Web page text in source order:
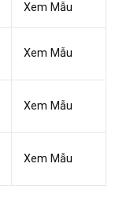
Xem Mẫu
Xem Mẫu
Xem Mẫu
Xem Mẫu